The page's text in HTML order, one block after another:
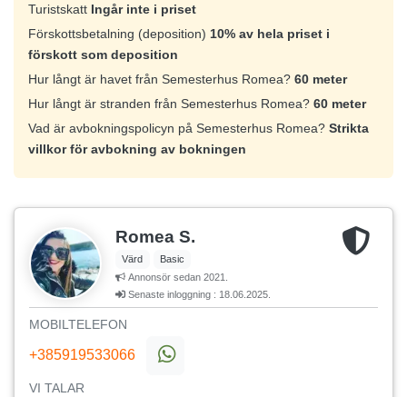
Turistskatt Ingår inte i priset
Förskottsbetalning (deposition) 10% av hela priset i
förskott som deposition
Hur långt är havet från Semesterhus Romea? 60 meter
Hur långt är stranden från Semesterhus Romea? 60 meter
Vad är avbokningspolicyn på Semesterhus Romea? Strikta
villkor för avbokning av bokningen
Romea S.
Värd
Basic
Annonsör sedan 2021.
Senaste inloggning : 18.06.2025.
MOBILTELEFON
+385919533066
VI TALAR